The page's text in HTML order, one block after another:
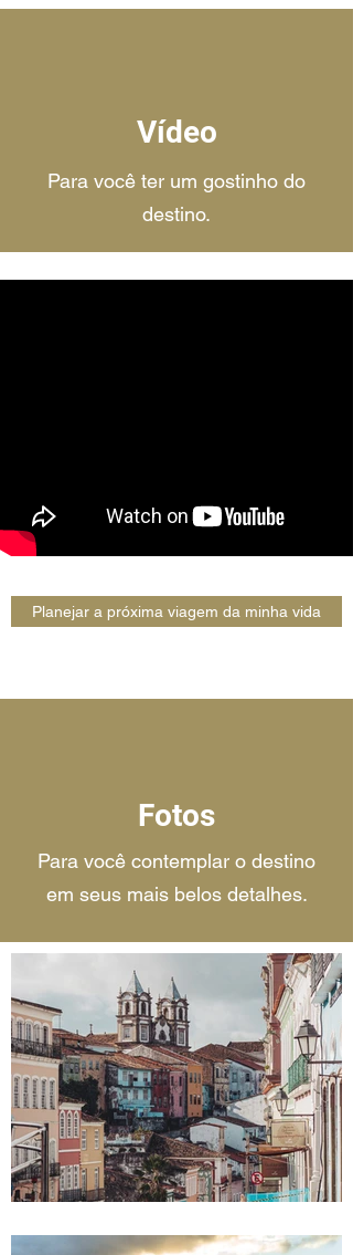
Vídeo
Para você ter um gostinho do
destino.
Planejar a próxima viagem da minha vida
Fotos
Para você contemplar o destino
em seus mais belos detalhes.